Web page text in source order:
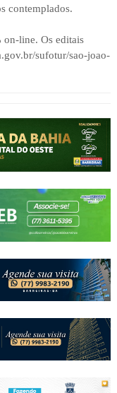
contemplados.
on-line. Os editais
sufotur/sao-joao-